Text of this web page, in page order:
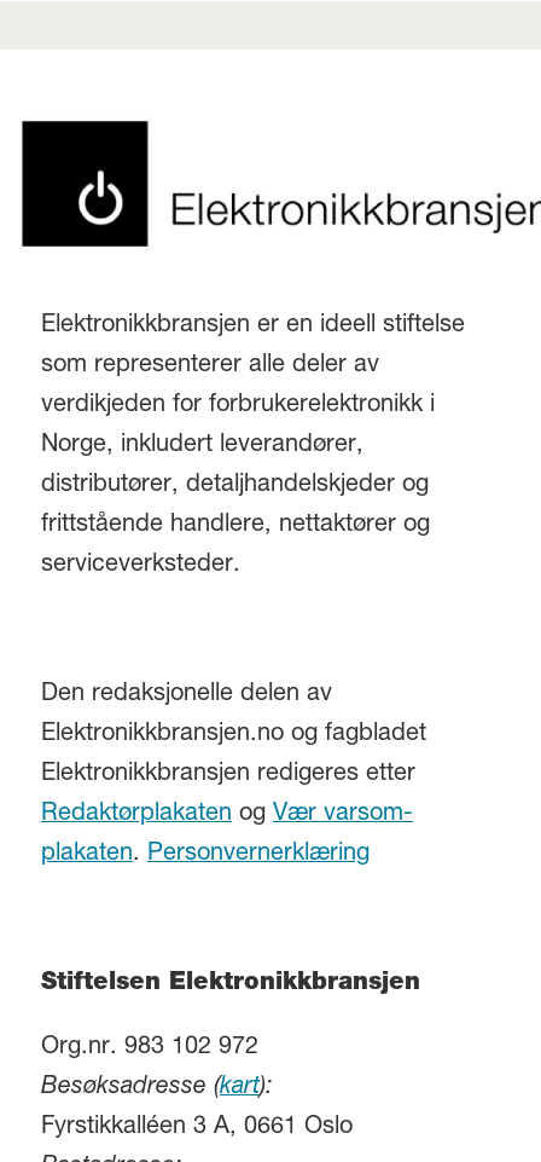
Elektronikkbransjen er en ideell stiftelse
som representerer alle deler av
verdikjeden for forbrukerelektronikk i
Norge, inkludert leverandører,
distributører, detaljhandelskjeder og
frittstående handlere, nettaktører og
serviceverksteder.
Den redaksjonelle delen av
Elektronikkbransjen.no og fagbladet
Elektronikkbransjen redigeres etter
Redaktørplakatenog Vær varsom-
plakaten. Personvernerklæring
Stiftelsen Elektronikkbransjen
Org.nr. 983 102 972
Besøksadresse (kart):
Fyrstikkalléen 3 A, 0661 Oslo